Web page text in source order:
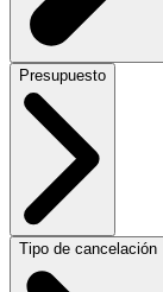
Presupuesto
Tipo de cancelación